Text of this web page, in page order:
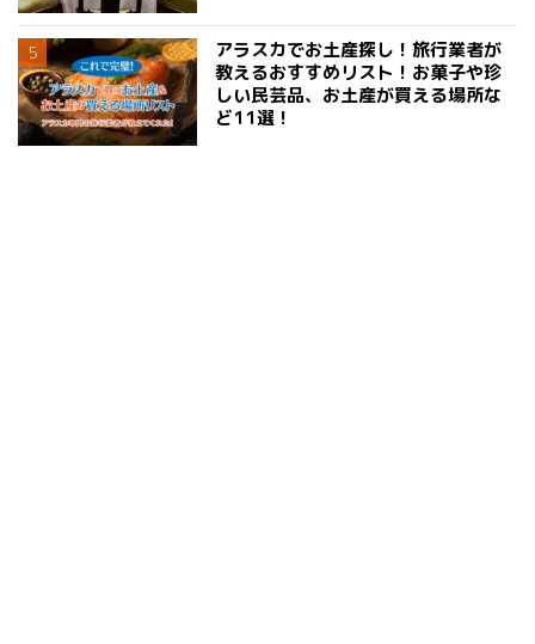
アラスカでお土産探し！旅行業者が
教えるおすすめリスト！お菓子や珍
しい民芸品、お土産が買える場所な
ど11選！